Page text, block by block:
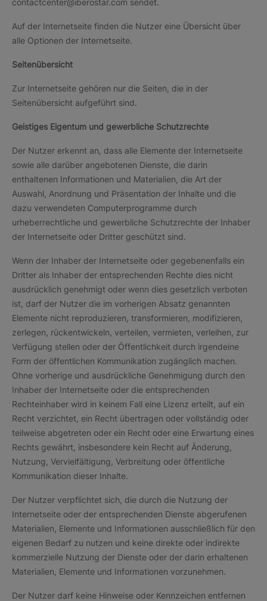
contactcenter@iberostar.com sendet.
Auf der Internetseite finden die Nutzer eine Übersicht über
alle Optionen der Internetseite.
Seitenübersicht
Zur Internetseite gehören nur die Seiten, die in der
Seitenübersicht aufgeführt sind.
Geistiges Eigentum und gewerbliche Schutzrechte
Der Nutzer erkennt an, dass alle Elemente der Internetseite
sowie alle darüber angebotenen Dienste, die darin
enthaltenen Informationen und Materialien, die Art der
Auswahl, Anordnung und Präsentation der Inhalte und die
dazu verwendeten Computerprogramme durch
urheberrechtliche und gewerbliche Schutzrechte der Inhaber
der Internetseite oder Dritter geschützt sind.
Wenn der Inhaber der Internetseite oder gegebenenfalls ein
Dritter als Inhaber der entsprechenden Rechte dies nicht
ausdrücklich genehmigt oder wenn dies gesetzlich verboten
ist, darf der Nutzer die im vorherigen Absatz genannten
Elemente nicht reproduzieren, transformieren, modifizieren,
zerlegen, rückentwickeln, verteilen, vermieten, verleihen, zur
Verfügung stellen oder der Öffentlichkeit durch irgendeine
Form der öffentlichen Kommunikation zugänglich machen.
Ohne vorherige und ausdrückliche Genehmigung durch den
Inhaber der Internetseite oder die entsprechenden
Rechteinhaber wird in keinem Fall eine Lizenz erteilt, auf ein
Recht verzichtet, ein Recht übertragen oder vollständig oder
teilweise abgetreten oder ein Recht oder eine Erwartung eines
Rechts gewährt, insbesondere kein Recht auf Änderung,
Nutzung, Vervielfältigung, Verbreitung oder öffentliche
Kommunikation dieser Inhalte.
Der Nutzer verpflichtet sich, die durch die Nutzung der
Internetseite oder der entsprechenden Dienste abgerufenen
Materialien, Elemente und Informationen ausschließlich für den
eigenen Bedarf zu nutzen und keine direkte oder indirekte
kommerzielle Nutzung der Dienste oder der darin erhaltenen
Materialien, Elemente und Informationen vorzunehmen.
Der Nutzer darf keine Hinweise oder Kennzeichen entfernen